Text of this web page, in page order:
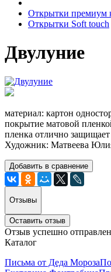
Открытки премиум
Открытки Soft touch
Двулуние
материал: картон
покрытие матовой
пленка отлично защищает
Художник: Матвеева
Добавить в сравнение
Отзывы
Оставить отзыв
Отзыв успешно отправлен
Каталог
Письма от Деда Мороза